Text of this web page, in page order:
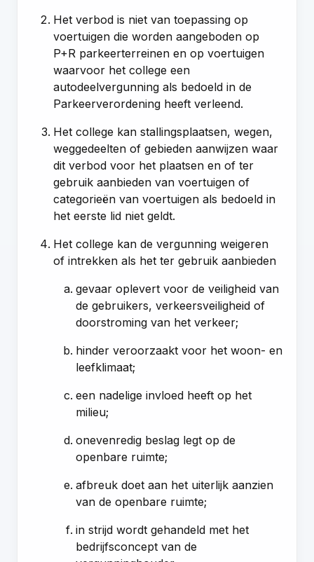
Het verbod is niet van toepassing op
voertuigen die worden aangeboden op
P+R parkeerterreinen en op voertuigen
waarvoor het college een
autodeelvergunning als bedoeld in de
Parkeerverordening heeft verleend.
Het college kan stallingsplaatsen, wegen,
weggedeelten of gebieden aanwijzen waar
dit verbod voor het plaatsen en of ter
gebruik aanbieden van voertuigen of
categorieën van voertuigen als bedoeld in
het eerste lid niet geldt.
Het college kan de vergunning weigeren
of intrekken als het ter gebruik aanbieden
gevaar oplevert voor de veiligheid van
de gebruikers, verkeersveiligheid of
doorstroming van het verkeer;
hinder veroorzaakt voor het woon- en
leefklimaat;
een nadelige invloed heeft op het
milieu;
onevenredig beslag legt op de
openbare ruimte;
afbreuk doet aan het uiterlijk aanzien
van de openbare ruimte;
in strijd wordt gehandeld met het
bedrijfsconcept van de